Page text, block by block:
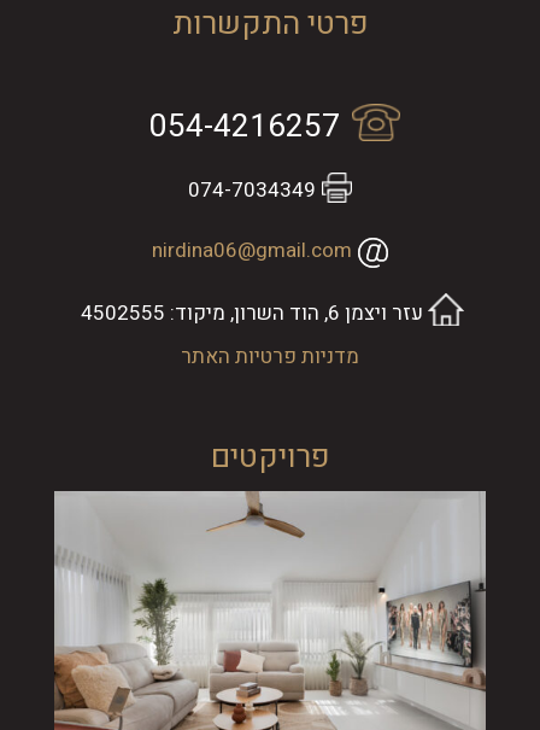
פרטי התקשרות
054-4216257
074-7034349
nirdina06@gmail.com
עזר ויצמן 6, הוד השרון, מיקוד: 4502555
מדניות פרטיות האתר
פרויקטים